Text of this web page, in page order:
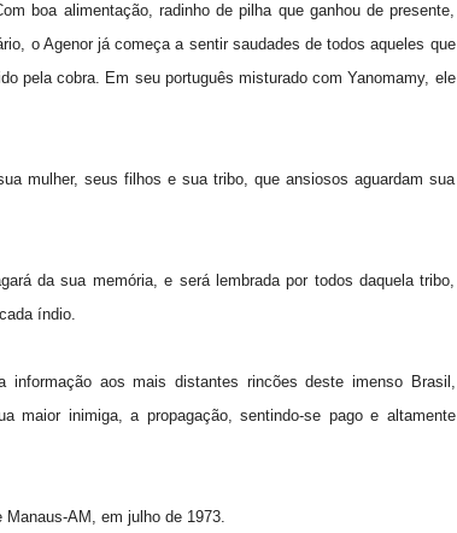
boa alimentação, radinho de pilha que ganhou de presente,
o Agenor já começa a sentir saudades de todos aqueles que
pela cobra. Em seu português misturado com Yanomamy, ele
mulher, seus filhos e sua tribo, que ansiosos aguardam sua
da sua memória, e será lembrada por todos daquela tribo,
índio.
informação aos mais distantes rincões deste imenso Brasil,
maior inimiga, a propagação, sentindo-se pago e altamente
AM, em julho de 1973.